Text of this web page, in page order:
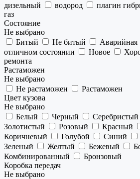
дизельный
водород плагин
газ
Состояние
Не выбрано
Битый
Не битый Аварийная
отличном состоянии
Новое
ремонта
Растаможен
Не выбрано
Не растаможен
Растаможен
Цвет кузова
Не выбрано
Белый
Черный Серебристый
Золотистый
Розовый Красный
Коричневый
Голубой Синий
Зеленый
Желтый Бежевый
Комбинированный
Бронзовый
Коробка передач
Не выбрано